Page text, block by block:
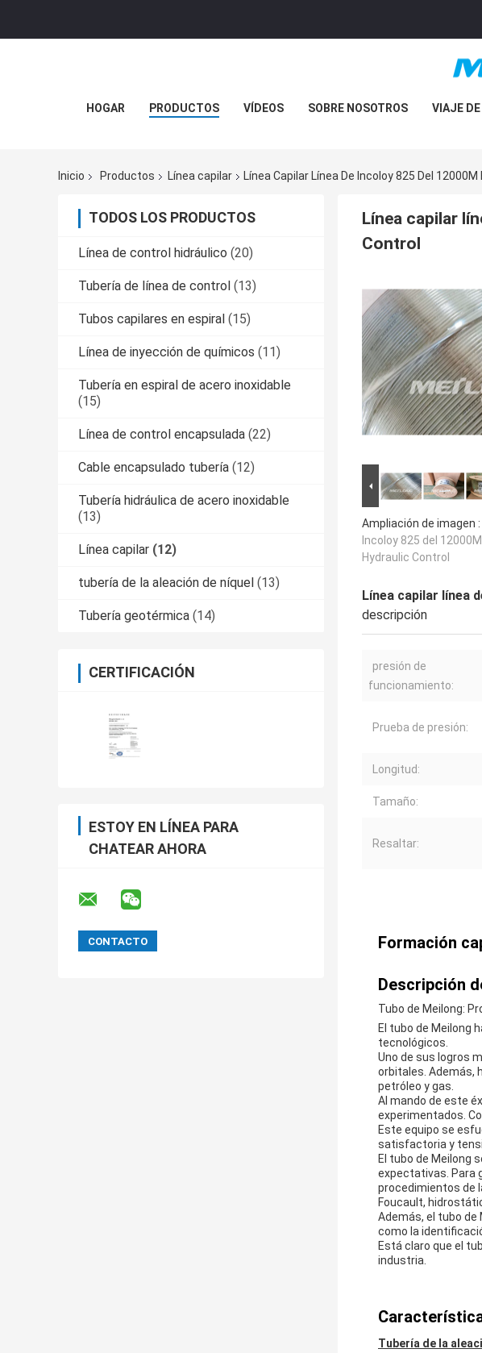
HOGAR PRODUCTOS VÍDEOS SOBRE NOSOTROS VIAJE
Inicio Productos Línea capilar Línea Capilar Línea De Incoloy 825 Del
TODOS LOS PRODUCTOS
Línea de control hidráulico (20)
Tubería de línea de control (13)
Tubos capilares en espiral (15)
Línea de inyección de químicos (11)
Tubería en espiral de acero inoxidable
(15)
Línea de control encapsulada (22)
Cable encapsulado tubería (12)
Tubería hidráulica de acero inoxidable
(13)
Línea capilar (12)
tubería de la aleación de níquel (13)
Tubería geotérmica (14)
CERTIFICACIÓN
ESTOY EN LÍNEA PARA
CHATEAR AHORA
Línea capilar
Control
Ampliación de imagen :
Incoloy 825 del
Hydraulic Control
Línea capilar línea
descripción
presión de
funcionamiento:
Prueba de presión:
Longitud:
Tamaño:
Resaltar:
Formación
Descripción
Tubo de Meilong:
El tubo de Meilong
tecnológicos.
Uno de sus logros
orbitales. Además,
petróleo y gas.
Al mando de este
experimentados.
Este equipo se
satisfactoria y
El tubo de Meilong
expectativas. Para
procedimientos de
Foucault,
Además, el tubo
como la
Está claro que el
industria.
Tubería de la